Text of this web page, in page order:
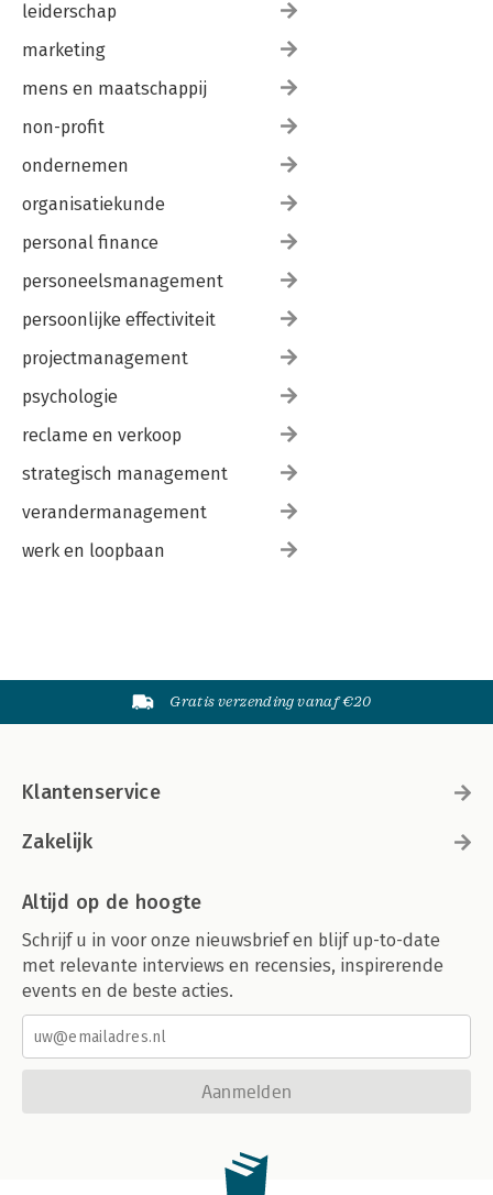
leiderschap
marketing
mens en maatschappij
non-profit
ondernemen
organisatiekunde
personal finance
personeelsmanagement
persoonlijke effectiviteit
projectmanagement
psychologie
reclame en verkoop
strategisch management
verandermanagement
werk en loopbaan
Gratis verzending vanaf €20
Klantenservice
Zakelijk
Altijd op de hoogte
Schrijf u in voor onze nieuwsbrief en blijf up-to-date
met relevante interviews en recensies, inspirerende
events en de beste acties.
Aanmelden